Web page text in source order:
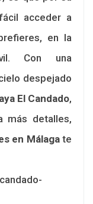
acceder a
en la
Con una
despejado
El Candado,
más detalles,
en Málagate